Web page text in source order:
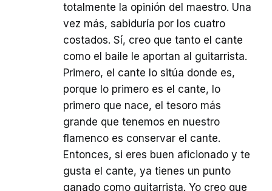
totalmente la opinión del maestro. Una
vez más, sabiduría por los cuatro
costados. Sí, creo que tanto el cante
como el baile le aportan al guitarrista.
Primero, el cante lo sitúa donde es,
porque lo primero es el cante, lo
primero que nace, el tesoro más
grande que tenemos en nuestro
flamenco es conservar el cante.
Entonces, si eres buen aficionado y te
gusta el cante, ya tienes un punto
ganado como guitarrista. Yo creo que